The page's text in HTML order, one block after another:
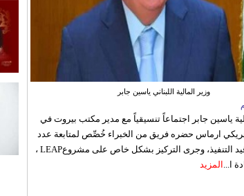
وزير المالية اللبناني ياسين جابر
ياسين جابر اجتماعاً تنسيقياً مع مدير مكتب بيروت في
انريكي ارماس حضره فريق من الخبراء خُصِّص لمتابعة عدد
من المشاريع قيد التنفيذ، وجرى التركيز بشكل خاص على مشروعLEAP ،
ا... المزيد